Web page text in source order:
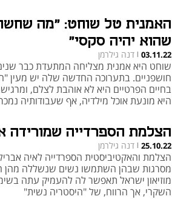
האמנית טל שוחט: "מה
שהוא יהיה סקסי"
03.11.22
| דנה גילרמן
שוחט היא אמנית מצליחה המתעדת כבר
חושפניים. בתערוכה החדשה שלה יש מעין
בחיים הפרטיים היא לא אוהבת לצלם,
היא מונעת אוכל מילדיה, אף שעבודותיה
הצלמת הספרדייה שמורידה
25.10.22
| דנה גילרמן
הצלמת והאקטיביסטית הספרדייה לאיה
מסרגות שבהן השתמשו נשים שנשללה מהן
מוזיאון ישראל תאפשר לה להעמיק עתה
השקרי, אך הרווח, של "היסטריה נשית"